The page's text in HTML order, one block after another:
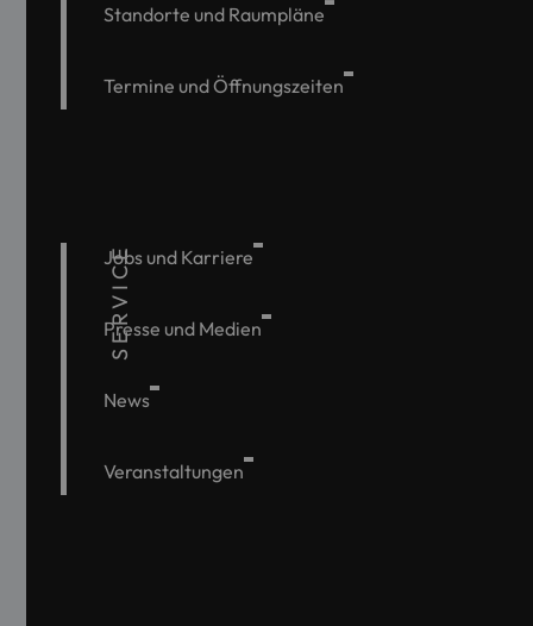
Standorte und Raumpläne
Termine und Öffnungszeiten
SERVICE
Jobs und Karriere
Presse und Medien
News
Veranstaltungen